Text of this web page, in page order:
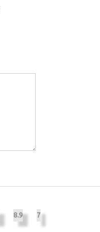
8.9 7